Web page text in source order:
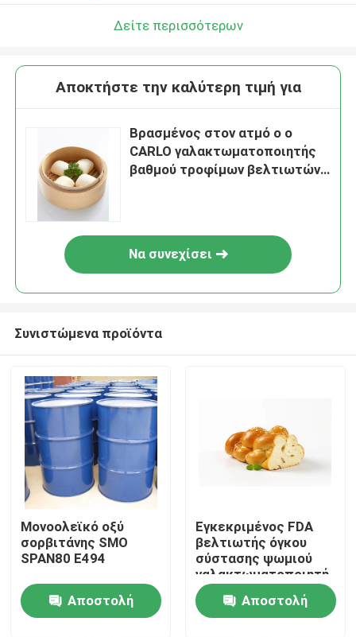
Σπίτι
Προϊόντα
Δείτε περισσότερων
Αποκτήστε την καλύτερη τιμή για
Βρασμένος στον ατμό ο ο
CARLO γαλακτωματοποιητής
βαθμού τροφίμων βελτιωτών
Να συνεχίσει
Συνιστώμενα προϊόντα
Μονοολεϊκό οξύ
σορβιτάνης SMO
SPAN80 E494
Αποστολή
Εγκεκριμένος FDA
βελτιωτής όγκου
σύστασης ψωμιού
γαλακτωματοποιητή
DMG βαθμού
τροφίμωνΑποστολή